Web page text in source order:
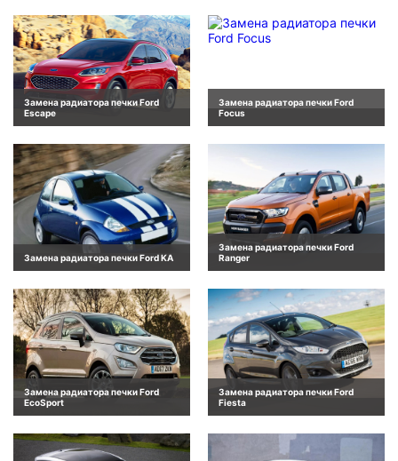
Замена радиатора печки Ford
Escape
Замена радиатора печки Ford
Focus
Замена радиатора печки Ford KA
Замена радиатора печки Ford
Ranger
Замена радиатора печки Ford
EcoSport
Замена радиатора печки Ford
Fiesta